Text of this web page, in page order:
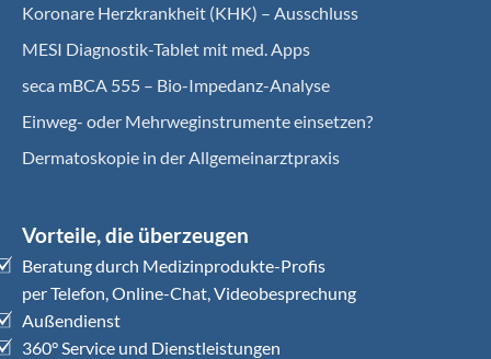
Koro­nare Herz­krank­heit (KHK) – Ausschluss
MESI Diagnostik-Tablet mit med. Apps
seca mBCA 555 – Bio-Impedanz-Analyse
Einweg- oder Mehrweginstrumente einsetzen?
Dermatoskopie in der Allgemeinarztpraxis
Vorteile, die überzeugen
Beratung durch Medizinprodukte-Profis
per Telefon, Online-Chat, Videobesprechung
Außendienst
360° Service und Dienstleistungen